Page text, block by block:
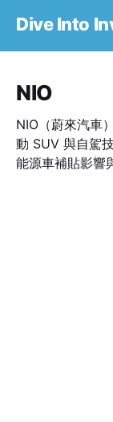
Dive Into
NIO
NIO（蔚來汽車
動 SUV 與自駕
能源車補貼影響